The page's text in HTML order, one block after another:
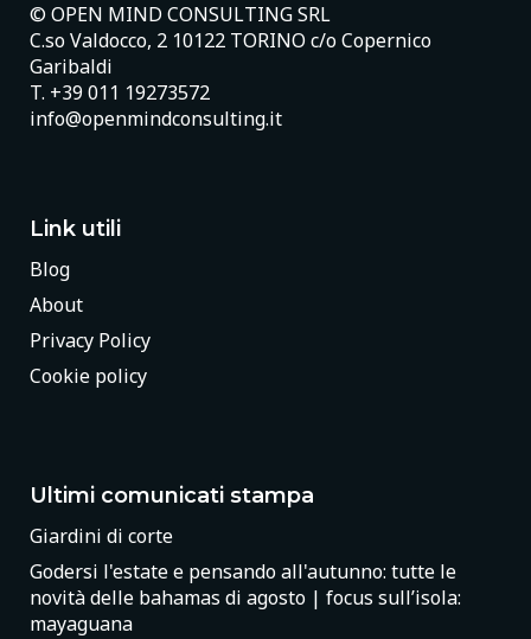
© OPEN MIND CONSULTING SRL
C.so Valdocco, 2 10122 TORINO c/o Copernico
Garibaldi
T. +39 011 19273572
info@openmindconsulting.it
Link utili
Blog
About
Privacy Policy
Cookie policy
Ultimi comunicati stampa
Giardini di corte
Godersi l'estate e pensando all'autunno: tutte le
novità delle bahamas di agosto | focus sull’isola:
mayaguana